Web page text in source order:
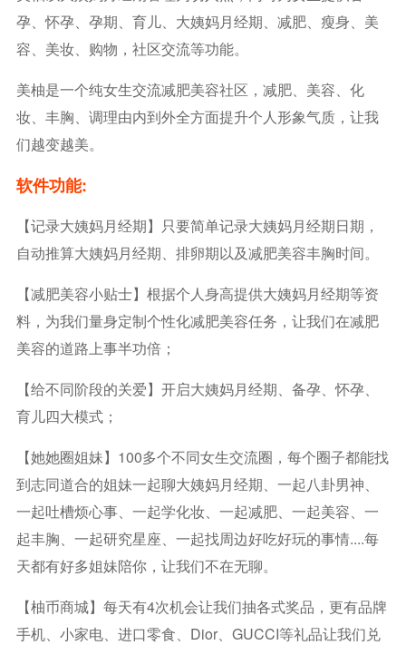
孕、怀孕、孕期、育儿、大姨妈月经期、减肥、瘦身、美
容、美妆、购物，社区交流等功能。
美柚是一个纯女生交流减肥美容社区，减肥、美容、化
妆、丰胸、调理由内到外全方面提升个人形象气质，让我
们越变越美。
软件功能:
【记录大姨妈月经期】只要简单记录大姨妈月经期日期，
自动推算大姨妈月经期、排卵期以及减肥美容丰胸时间。
【减肥美容小贴士】根据个人身高提供大姨妈月经期等资
料，为我们量身定制个性化减肥美容任务，让我们在减肥
美容的道路上事半功倍；
【给不同阶段的关爱】开启大姨妈月经期、备孕、怀孕、
育儿四大模式；
【她她圈姐妹】100多个不同女生交流圈，每个圈子都能找
到志同道合的姐妹一起聊大姨妈月经期、一起八卦男神、
一起吐槽烦心事、一起学化妆、一起减肥、一起美容、一
起丰胸、一起研究星座、一起找周边好吃好玩的事情....每
天都有好多姐妹陪你，让我们不在无聊。
【柚币商城】每天有4次机会让我们抽各式奖品，更有品牌
手机、小家电、进口零食、Dior、GUCCI等礼品让我们兑